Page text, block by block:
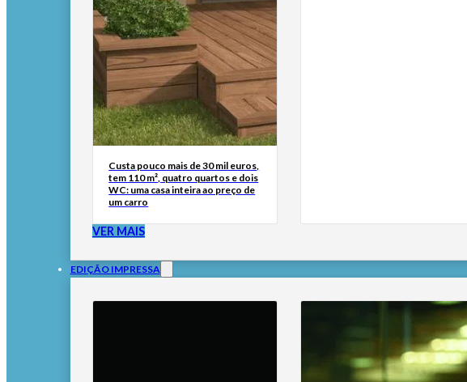
Custa pouco mais de 30 mil euros,
tem 110 m², quatro quartos e dois
WC: uma casa inteira ao preço de
um carro
VER MAIS
EDIÇÃO IMPRESSA